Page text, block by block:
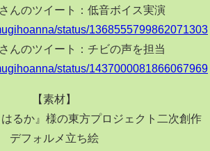
んのツイート：低音ボイス実演
status/1368555799862071303
んのツイート：チビの声を担当
status/1437000081866067969
【素材】
るか』様の東方プロジェクト二次創作
デフォルメ立ち絵